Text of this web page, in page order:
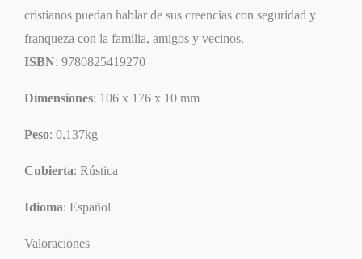
cristianos puedan hablar de sus creencias con seguridad y
franqueza con la familia, amigos y vecinos.
ISBN: 9780825419270
Dimensiones: 106 x 176 x 10 mm
Peso: 0,137kg
Cubierta: Rústica
Idioma: Español
Valoraciones